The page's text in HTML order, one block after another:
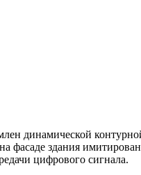
динамической
фасаде здания
цифрового сигнала.